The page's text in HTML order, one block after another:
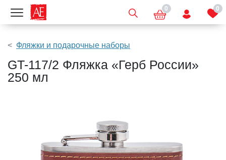
Показать меню 0 0
Фляжки и подарочные наборы
GT-117/2 Фляжка «Герб России»
250 мл